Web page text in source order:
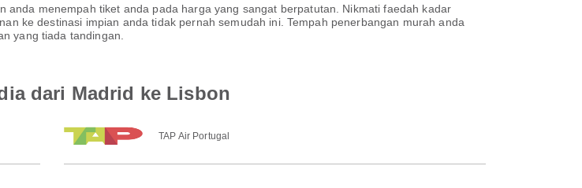
menempah tiket anda pada harga yang sangat berpatutan. Nikmati faedah kadar
ke destinasi impian anda tidak pernah semudah ini. Tempah penerbangan murah anda
yang tiada tandingan.
dari Madrid ke Lisbon
TAP Air Portugal